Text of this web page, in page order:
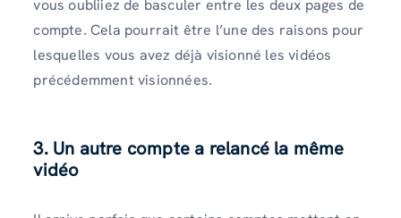
vous oubliiez de basculer entre les deux pages de
compte. Cela pourrait être l’une des raisons pour
lesquelles vous avez déjà visionné les vidéos
précédemment visionnées.
3. Un autre compte a relancé la même
vidéo